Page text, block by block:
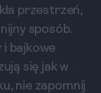
przestrzeń,
sposób.
bajkowe
się jak w
nie zapomnij